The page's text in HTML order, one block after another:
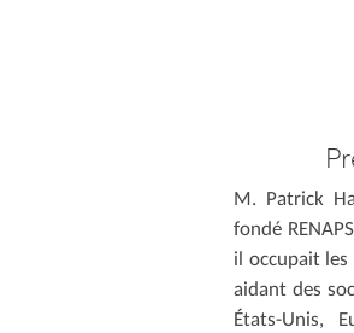
M. Patrick
fondé
il occupait
aidant des
États-Unis,